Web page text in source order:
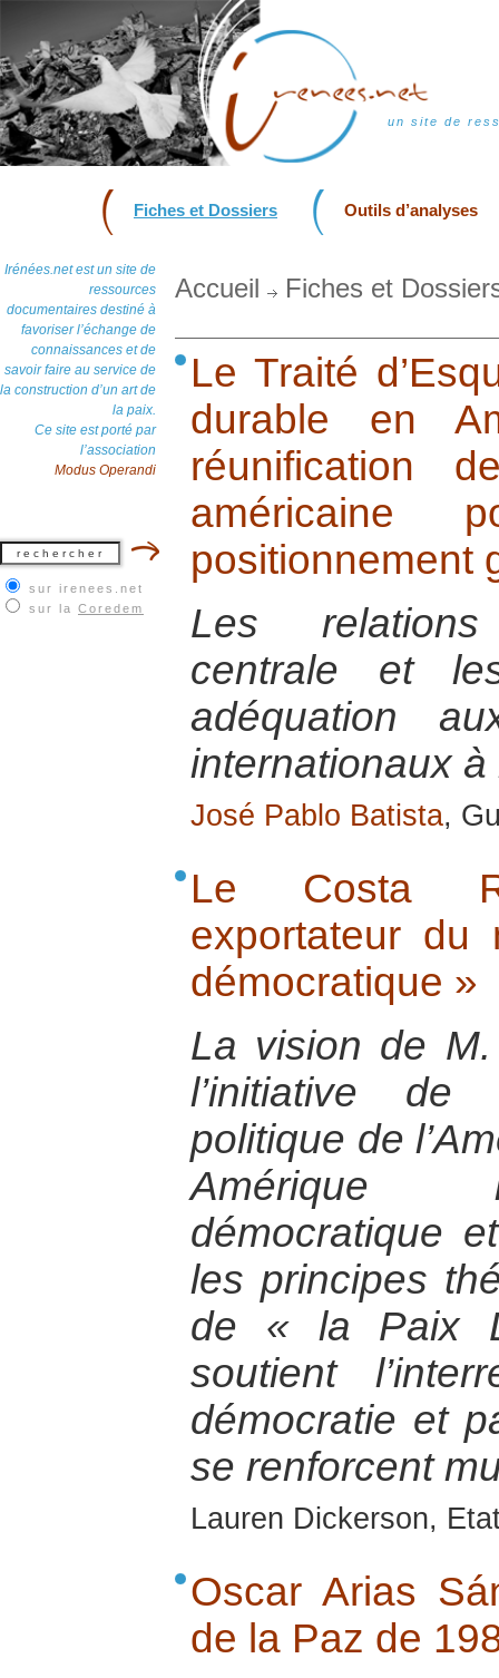
un site de
Fiches et Dossiers Outils d’analyses
Irénées.net est un site de
ressources
documentaires destiné à
favoriser l’échange de
connaissances et de
savoir faire au service de
la construction d’un art de
la paix.
Ce site est porté par
l’association
Modus Operandi
sur irenees.net
sur la Coredem
Accueil Fiches et
Le Traité
durable en
réunification
américaine
positionnement
Les
centrale et
adéquation
internationaux
José Pablo Batista,
Le Costa
exportateur
démocratique »
La vision de
l’initiative
politique de
Amérique
démocratique
les principes
de « la Paix
soutient
démocratie et
se renforcent
Lauren Dickerson,
Oscar Arias
de la Paz de